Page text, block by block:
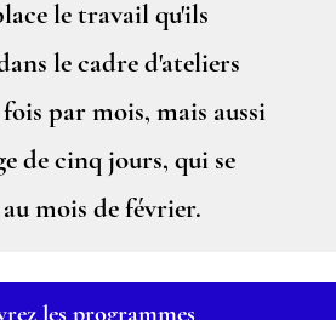
le travail qu'ils
le cadre d'ateliers
par mois, mais aussi
de cinq jours, qui se
mois de février.